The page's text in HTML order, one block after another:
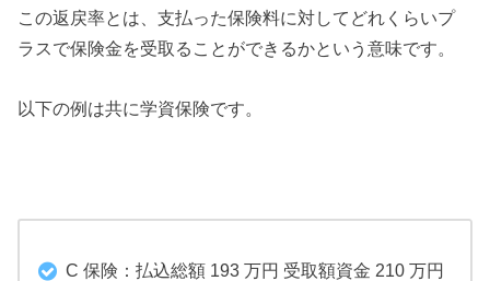
この返戻率とは、支払った保険料に対してどれくらいプ
ラスで保険金を受取ることができるかという意味です。
以下の例は共に学資保険です。
C 保険：払込総額 193 万円 受取額資金 210 万円